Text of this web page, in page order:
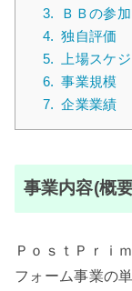
3.
ＢＢの参
4. 独自評価
5.
上場スケ
6. 事業規模
7. 企業業績
事業内容(概
ＰｏｓｔＰｒｉ
フォーム事業の